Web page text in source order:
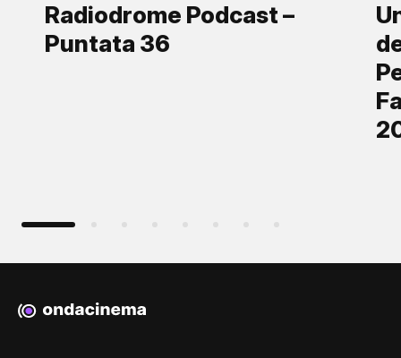
Radiodrome Podcast –
Puntata 36